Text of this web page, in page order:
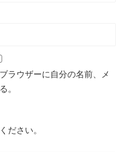
ラウザーに自分の名前、メ
。
ださい。